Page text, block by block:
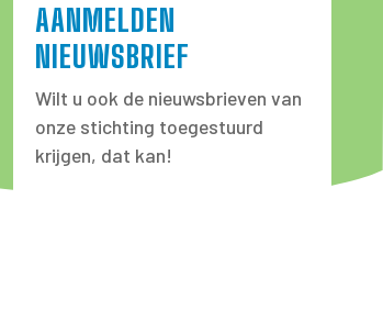
AANMELDEN
NIEUWSBRIEF
Wilt u ook de nieuwsbrieven van
onze stichting toegestuurd
krijgen, dat kan!